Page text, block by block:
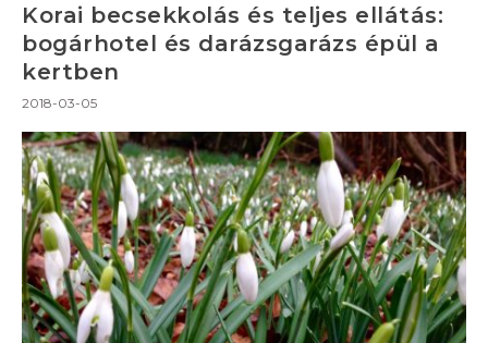
Korai becsekkolás és teljes ellátás:
bogárhotel és darázsgarázs épül a
kertben
2018-03-05